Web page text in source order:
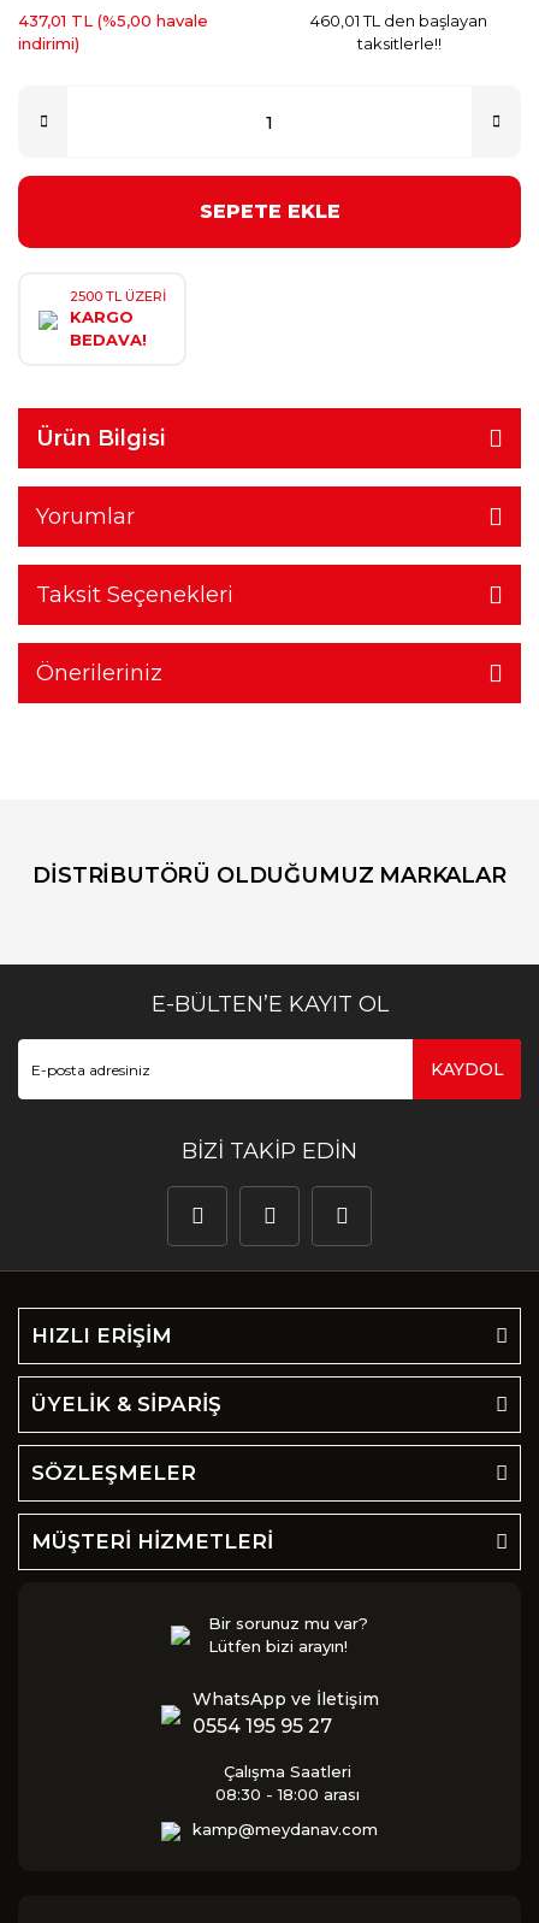
437,01 TL (%5,00 havale
indirimi)
460,01 TL den başlayan
taksitlerle!!
SEPETE EKLE
2500 TL ÜZERİ
KARGO
BEDAVA!
Ürün Bilgisi
Yorumlar
Taksit Seçenekleri
Önerileriniz
DİSTRİBUTÖRÜ OLDUĞUMUZ MARKALAR
E-BÜLTEN’E KAYIT OL
KAYDOL
BİZİ TAKİP EDİN
HIZLI ERİŞİM
ÜYELİK & SİPARİŞ
SÖZLEŞMELER
MÜŞTERİ HİZMETLERİ
Bir sorunuz mu var?
Lütfen bizi arayın!
WhatsApp ve İletişim
0554 195 95 27
Çalışma Saatleri
08:30 - 18:00 arası
kamp@meydanav.com